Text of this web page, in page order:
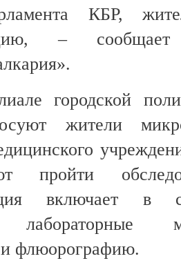
КБР,
–
городской
жители
пройти
включает в
лабораторные
флюорографию.